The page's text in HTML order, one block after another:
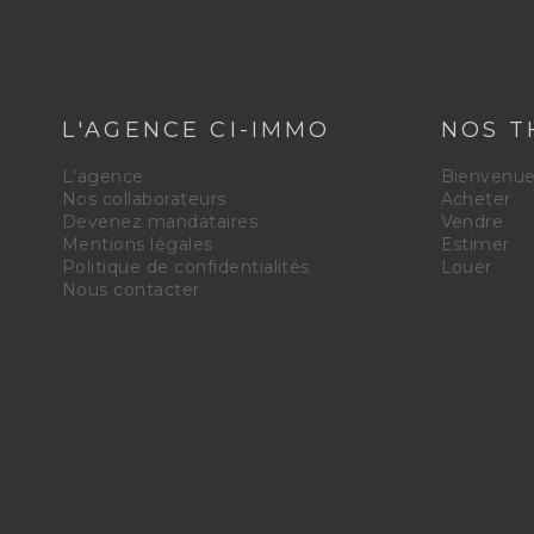
L'AGENCE CI-IMMO
L'agence
Nos collaborateurs
Devenez mandataires
Mentions légales
Politique de confidentialités
Nous contacter
NOS
Acheter
Vendre
Estimer
Louer